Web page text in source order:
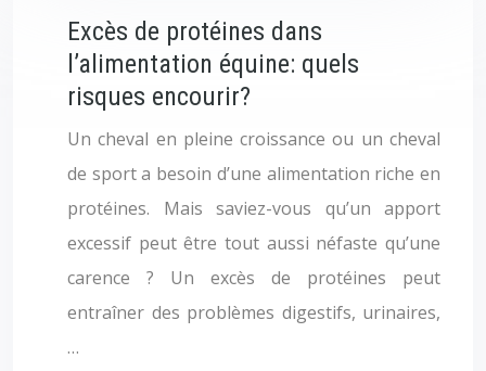
Excès de protéines dans
l’alimentation équine: quels
risques encourir?
Un cheval en pleine croissance ou un cheval
de sport a besoin d’une alimentation riche en
protéines. Mais saviez-vous qu’un apport
excessif peut être tout aussi néfaste qu’une
carence ? Un excès de protéines peut
entraîner des problèmes digestifs, urinaires,
…